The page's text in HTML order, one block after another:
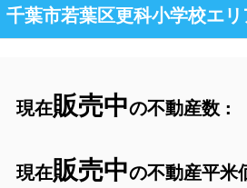
千葉市若葉区更科小学校エ
現在販売中の不動産数 :
現在販売中の不動産平米